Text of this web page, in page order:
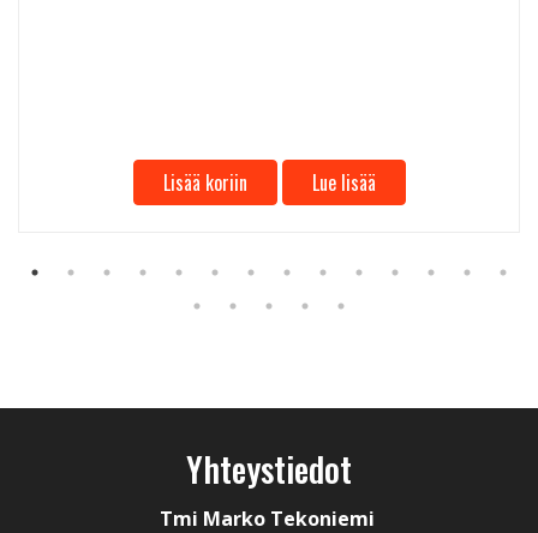
Lisää koriin Lue lisää
Yhteystiedot
Tmi Marko Tekoniemi